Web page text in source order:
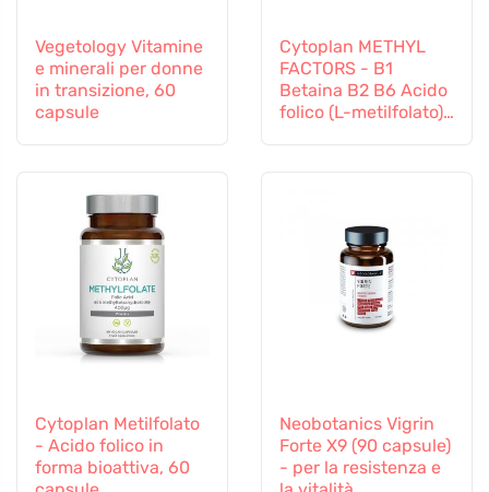
Vegetology Vitamine
e minerali per donne
in transizione, 60
capsule
Cytoplan METHYL
FACTORS - B1
Betaina B2 B6 Acido
folico (L-metilfolato)
Cytoplan Metilfolato
- Acido folico in
forma bioattiva, 60
Neobotanics Vigrin
Forte X9 (90 capsule)
- per la resistenza e